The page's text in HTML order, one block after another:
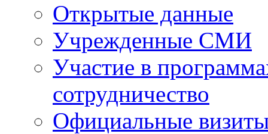
Открытые данные
Учрежденные СМИ
Участие в
сотрудничество
Официальные